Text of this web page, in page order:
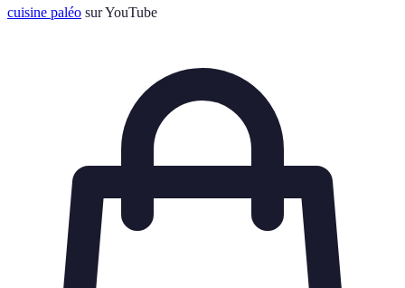
cuisine paléo sur YouTube